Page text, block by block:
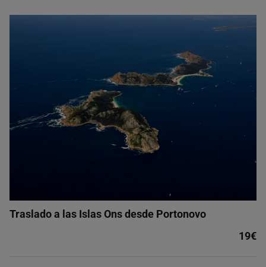
Traslado a las Islas Ons desde Portonovo
19€